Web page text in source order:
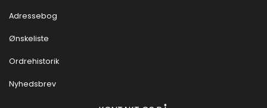
Adressebog
Ønskeliste
Ordrehistorik
Nyhedsbrev